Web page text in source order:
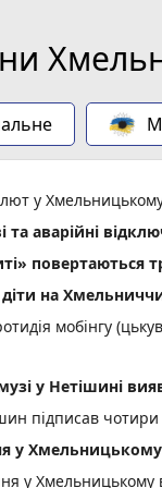
у
та аварійні
повертаються
на
мобінгу
у Нетішині
підписав
у
у Хмельницькому